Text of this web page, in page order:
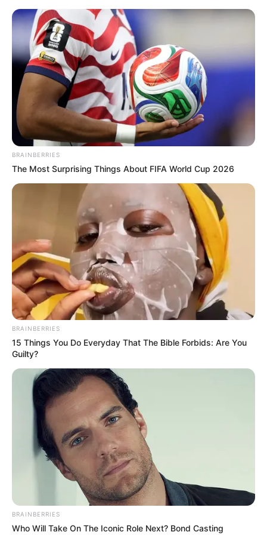
MENU
KORPS MARINIR AS UJI
DAN EVALUASI
KEMAMPUAN ROBOT
TEMPUR/LOGISTIK
BUATAN KOREA SELATAN
indomiliter | 21/09/2023 | Berita Matra Darat,Berita Update Alutsista,
UGV | No Comments
BRAINBERRIES
The Most Surprising Things About FIFA World Cup 2026
BRAINBERRIES
15 Things You Do Everyday That The Bible Forbids: Are You
Guilty?
BRAINBERRIES
Who Will Take On The Iconic Role Next? Bond Casting